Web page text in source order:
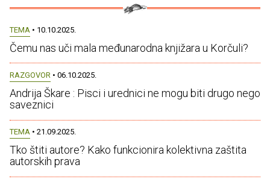
TEMA • 10.10.2025.
Čemu nas uči mala međunarodna knjižara u Korčuli?
RAZGOVOR • 06.10.2025.
Andrija Škare : Pisci i urednici ne mogu biti drugo nego
saveznici
TEMA • 21.09.2025.
Tko štiti autore? Kako funkcionira kolektivna zaštita
autorskih prava